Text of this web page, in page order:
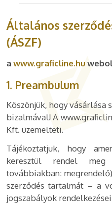
Általános
(ÁSZF)
a www.graficline.hu
1. Preambulum
Köszönjük, hogy vásárlása
bizalmával! A
Kft. üzemelteti.
Tájékoztatjuk, hogy
keresztül rendel
továbbiakban:
szerződés tartalmát – a
jogszabályok